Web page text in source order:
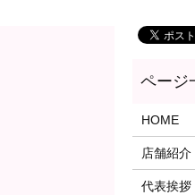
HOME
店舗紹介
代表挨拶